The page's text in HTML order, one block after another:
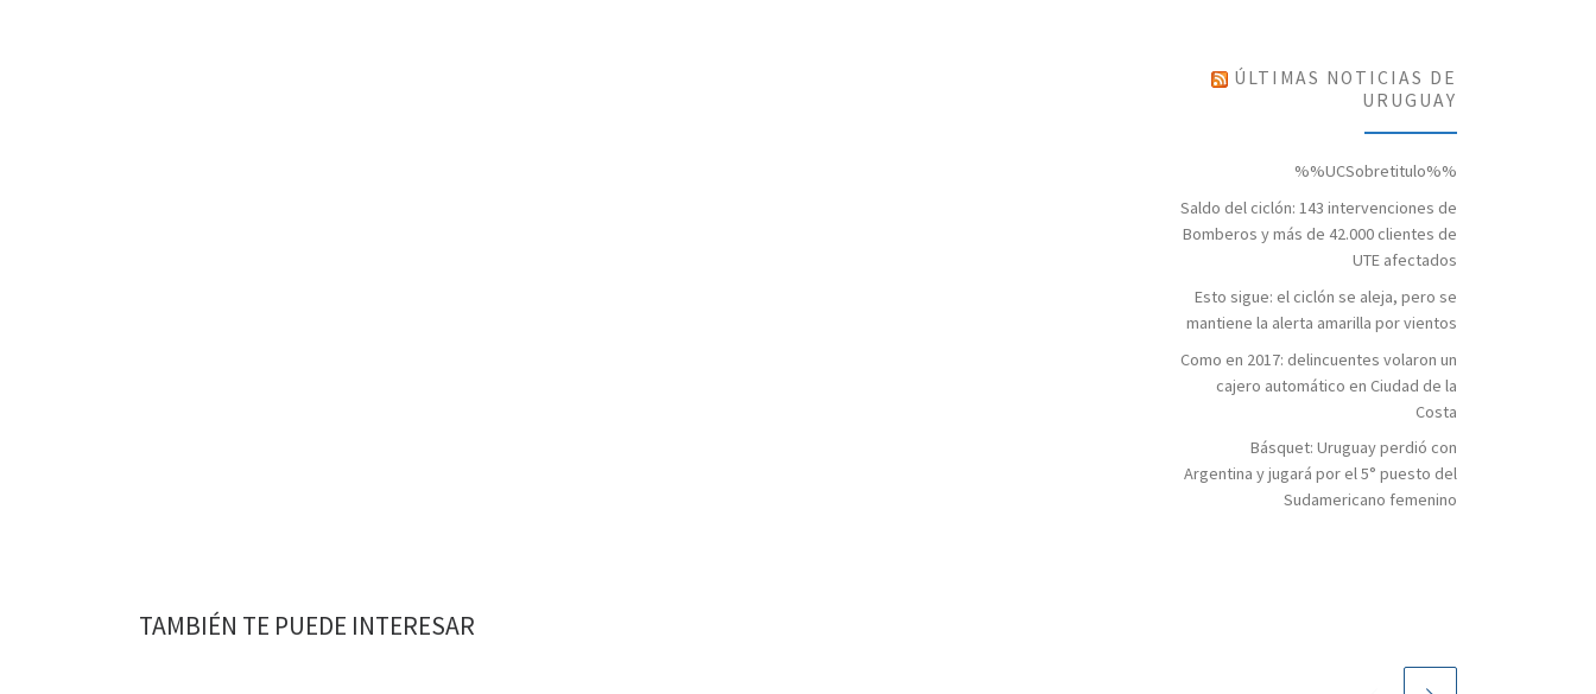
TAMBIÉN TE PUEDE INTERESAR
ÚLTIMAS NOTICIAS DE
URUGUAY
%%UCSobretitulo%%
Saldo del ciclón: 143 intervenciones de
Bomberos y más de 42.000 clientes de
UTE afectados
Esto sigue: el ciclón se aleja, pero se
mantiene la alerta amarilla por vientos
Como en 2017: delincuentes volaron un
cajero automático en Ciudad de la
Costa
Básquet: Uruguay perdió con
Argentina y jugará por el 5° puesto del
Sudamericano femenino